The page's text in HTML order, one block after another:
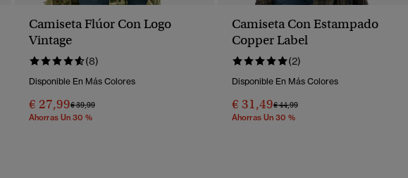
Camiseta Flúor Con Logo
Vintage
(8)
Disponible En Más Colores
€ 27,99Precio Rebajado De
€ 39,99A
Ahorras Un 30 %
Camiseta Con Estampado
Copper Label
(2)
Disponible En Más Colores
€ 31,49Precio Rebajado De
€ 44,99A
Ahorras Un 30 %